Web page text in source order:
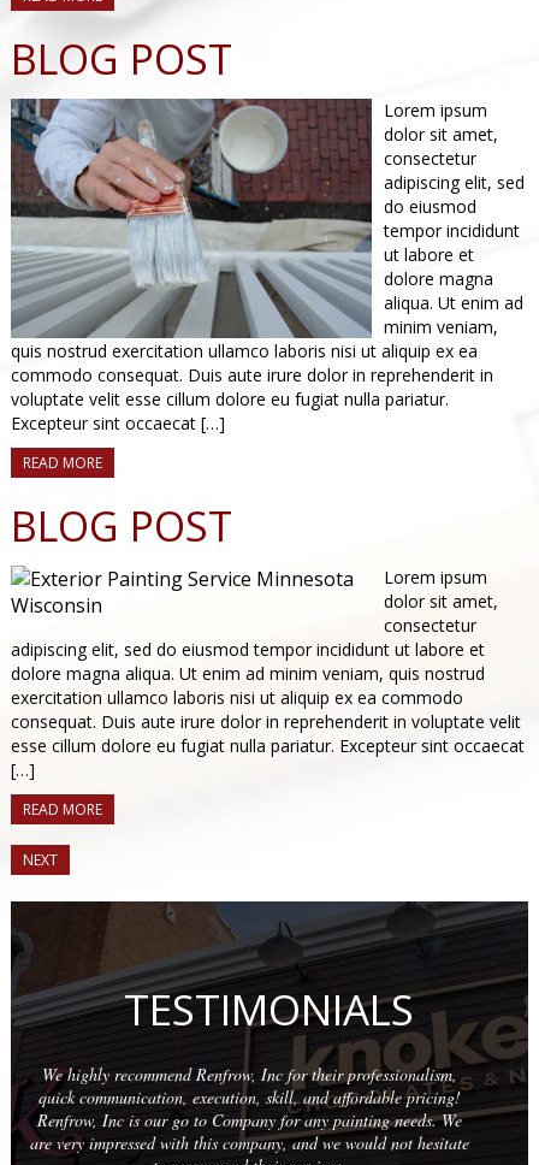
BLOG POST
Lorem ipsum
dolor sit amet,
consectetur
adipiscing elit, sed
do eiusmod
tempor incididunt
ut labore et
dolore magna
aliqua. Ut enim ad
minim veniam,
quis nostrud exercitation ullamco laboris nisi ut aliquip ex ea
commodo consequat. Duis aute irure dolor in reprehenderit in
voluptate velit esse cillum dolore eu fugiat nulla pariatur.
Excepteur sint occaecat […]
READ MORE
BLOG POST
Lorem ipsum
dolor sit amet,
consectetur
adipiscing elit, sed do eiusmod tempor incididunt ut labore et
dolore magna aliqua. Ut enim ad minim veniam, quis nostrud
exercitation ullamco laboris nisi ut aliquip ex ea commodo
consequat. Duis aute irure dolor in reprehenderit in voluptate velit
esse cillum dolore eu fugiat nulla pariatur. Excepteur sint occaecat
[…]
READ MORE
NEXT
TESTIMONIALS
pricing!
We
hesitate
Wonderful company to partner with. We have used
times with quality results on each project. The team at
are very professional and friendly.
Erica M